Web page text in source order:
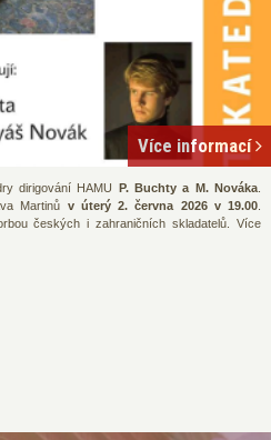
Více informací
dirigování HAMU P. Buchty a M. Nováka
Martinů v úterý 2. června 2026 v 19.00
českých i zahraničních skladatelů. Více